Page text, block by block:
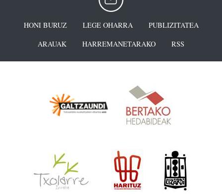
HONI BURUZ LEGE OHARRA
PUBLIZITATEA
ARAUAK
HARREMANETARAKO RSS